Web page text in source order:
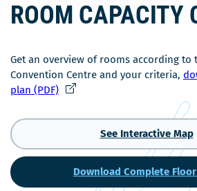
ROOM CAPACITY
Get an overview of rooms according
Convention Centre and your criteria,
plan (PDF)Ce
s'ouvrira
une
nouvelle
fenêtre
See Interactive Map
Download Complete